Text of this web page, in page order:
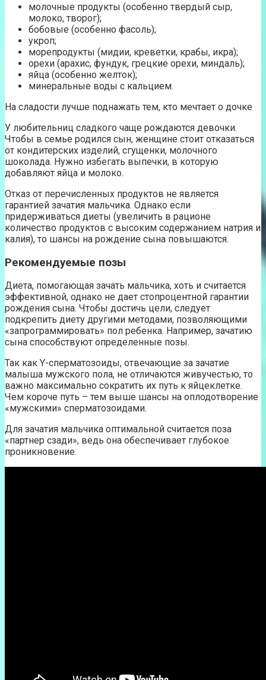
молочные продукты (особенно твердый сыр,
молоко, творог);
бобовые (особенно фасоль);
укроп;
морепродукты (мидии, креветки, крабы, икра);
орехи (арахис, фундук, грецкие орехи, миндаль);
яйца (особенно желток);
минеральные воды с кальцием.
На сладости лучше поднажать тем, кто мечтает о дочке
У любительниц сладкого чаще рождаются девочки.
Чтобы в семье родился сын, женщине стоит отказаться
от кондитерских изделий, сгущенки, молочного
шоколада. Нужно избегать выпечки, в которую
добавляют яйца и молоко.
Отказ от перечисленных продуктов не является
гарантией зачатия мальчика. Однако если
придерживаться диеты (увеличить в рационе
количество продуктов с высоким содержанием натрия и
калия), то шансы на рождение сына повышаются.
Рекомендуемые позы
Диета, помогающая зачать мальчика, хоть и считается
эффективной, однако не дает стопроцентной гарантии
рождения сына. Чтобы достичь цели, следует
подкрепить диету другими методами, позволяющими
«запрограммировать» пол ребенка. Например, зачатию
сына способствуют определенные позы.
Так как Y-сперматозоиды, отвечающие за зачатие
малыша мужского пола, не отличаются живучестью, то
важно максимально сократить их путь к яйцеклетке.
Чем короче путь – тем выше шансы на оплодотворение
«мужскими» сперматозоидами.
Для зачатия мальчика оптимальной считается поза
«партнер сзади», ведь она обеспечивает глубокое
проникновение.